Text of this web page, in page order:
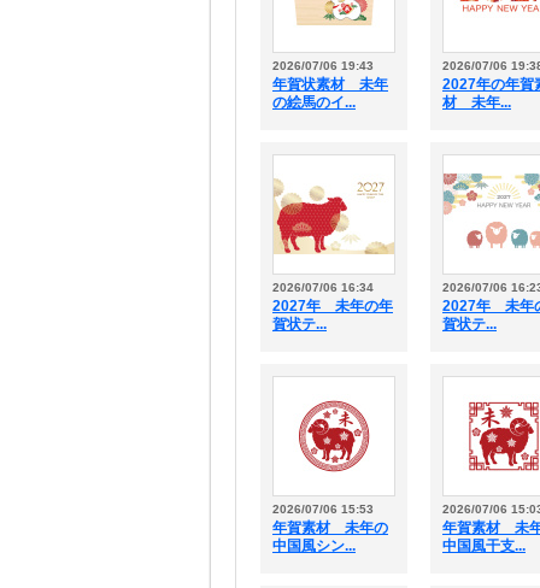
2026/07/06 19:43
年賀状素材 未年
の絵馬のイ...
2026/07/06
2027年の年賀
材 未年...
2026/07/06 16:34
2027年 未年の年
賀状テ...
2026/07/06
2027年 未年
賀状テ...
2026/07/06 15:53
年賀素材 未年の
中国風シン...
2026/07/06
年賀素材 未
中国風干支...